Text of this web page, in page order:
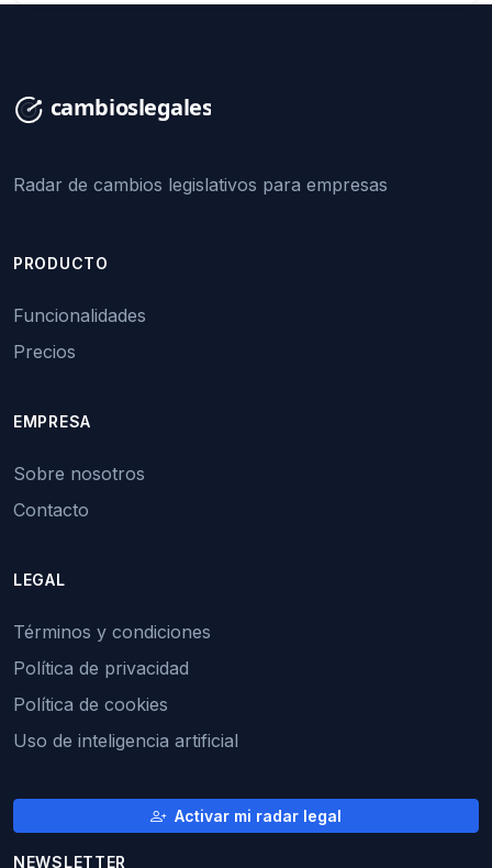
Radar de cambios legislativos para empresas
PRODUCTO
Funcionalidades
Precios
EMPRESA
Sobre nosotros
Contacto
LEGAL
Términos y condiciones
Política de privacidad
Política de cookies
Uso de inteligencia artificial
Activar mi radar legal
NEWSLETTER